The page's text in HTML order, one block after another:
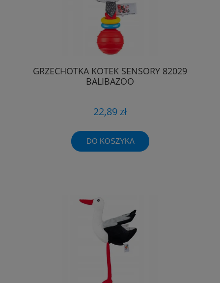
GRZECHOTKA KOTEK SENSORY 82029
BALIBAZOO
22,89 zł
DO KOSZYKA